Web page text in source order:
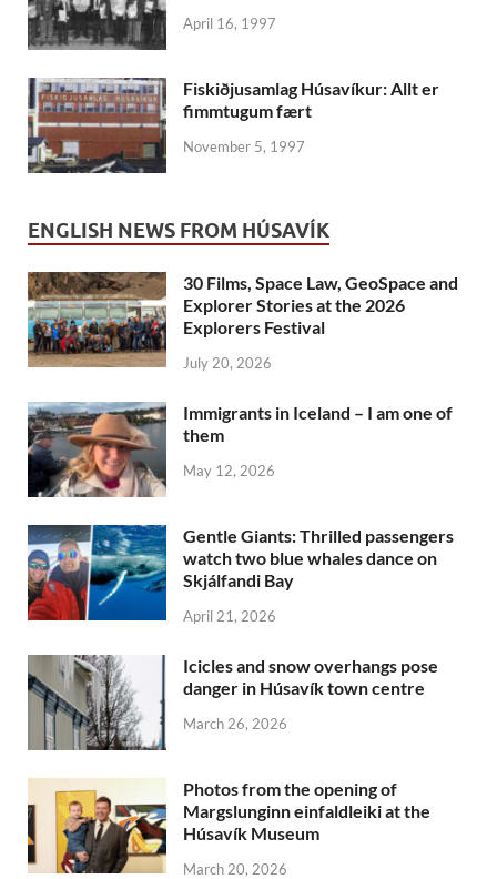
April 16, 1997
Fiskiðjusamlag Húsavíkur: Allt er
fimmtugum fært
November 5, 1997
ENGLISH NEWS FROM HÚSAVÍK
30 Films, Space Law, GeoSpace and
Explorer Stories at the 2026
Explorers Festival
July 20, 2026
Immigrants in Iceland – I am one of
them
May 12, 2026
Gentle Giants: Thrilled passengers
watch two blue whales dance on
Skjálfandi Bay
April 21, 2026
Icicles and snow overhangs pose
danger in Húsavík town centre
March 26, 2026
Photos from the opening of
Margslunginn einfaldleiki at the
Húsavík Museum
March 20, 2026